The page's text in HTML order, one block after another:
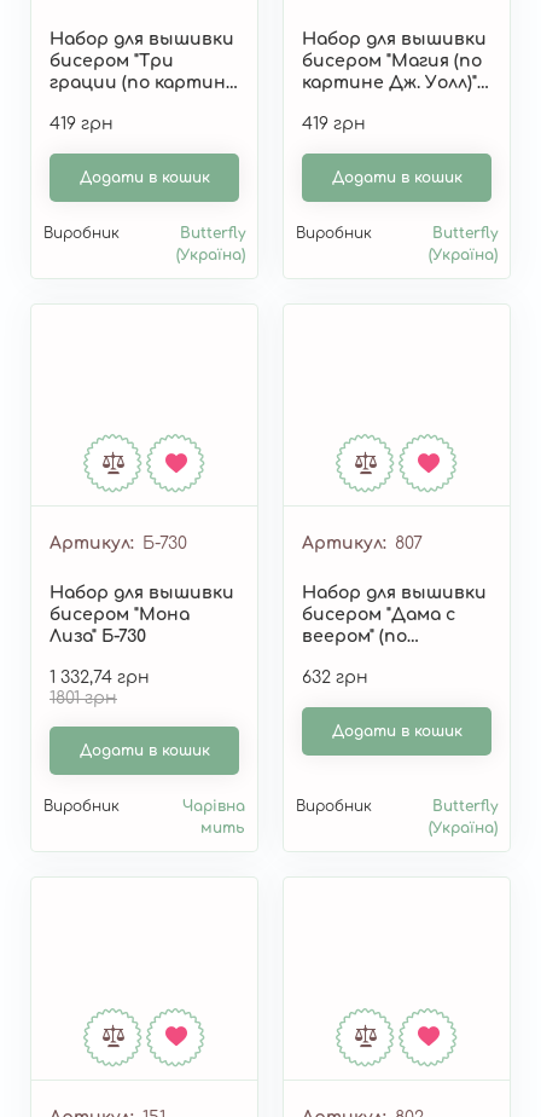
Набор для вышивки
бисером "Три
грации (по картине
419 грн
Додати в кошик
Виробник
Butterfly
(Україна)
Набор для вышивки
бисером "Магия (по
картине Дж. Уолл)"
419 грн
Додати в кошик
Виробник
Butterfly
(Україна)
Артикул Б-730
Набор для вышивки
бисером "Мона
Лиза" Б-730
1 332,74 грн
1801 грн
Додати в кошик
Виробник
Чарівна
мить
Артикул 807
Набор для вышивки
бисером "Дама с
веером" (по
807
632 грн
Додати в кошик
Виробник
Butterfly
(Україна)